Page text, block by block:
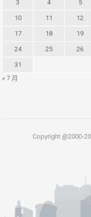
3 4 5
10 11 12
17 18 19
24 25 26
31
« 7 月
Copyright @2000-